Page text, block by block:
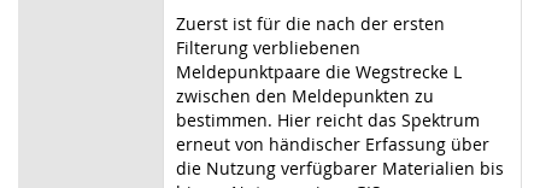
Zuerst ist für die nach der ersten
Filterung verbliebenen
Meldepunktpaare die Wegstrecke L
zwischen den Meldepunkten zu
bestimmen. Hier reicht das Spektrum
erneut von händischer Erfassung über
die Nutzung verfügbarer Materialien bis